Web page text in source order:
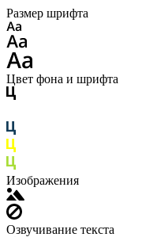
Размер шрифта
Цвет фона и шрифта
Изображения
Озвучивание текста